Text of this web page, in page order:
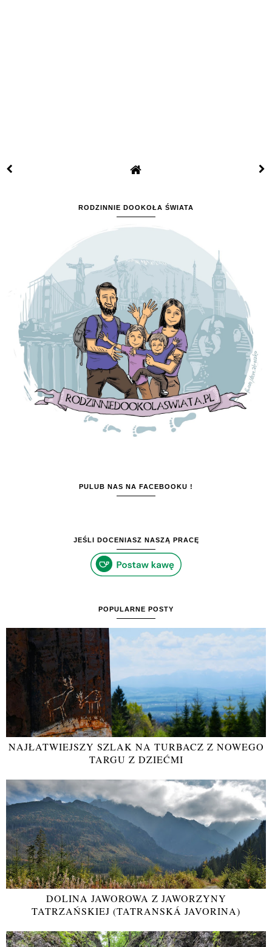
RODZINNIE DOOKOŁA ŚWIATA
PULUB NAS NA FACEBOOKU !
JEŚLI DOCENIASZ NASZĄ PRACĘ
POPULARNE POSTY
NAJŁATWIEJSZY SZLAK NA TURBACZ Z NOWEGO
TARGU Z DZIEĆMI
DOLINA JAWOROWA Z JAWORZYNY
TATRZAŃSKIEJ (TATRANSKÁ JAVORINA)